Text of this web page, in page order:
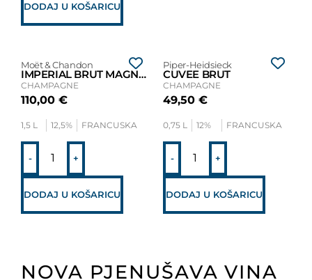
DODAJ U KOŠARICU
Moët & Chandon
IMPERIAL BRUT MAGNUM
CHAMPAGNE
110,00 €
1,5 L 12,5% FRANCUSKA
- +
DODAJ U KOŠARICU
Piper-Heidsieck
CUVEE BRUT
CHAMPAGNE
49,50 €
0,75 L 12% FRANCUSKA
- +
DODAJ U KOŠARICU
NOVA PJENUŠAVA VINA